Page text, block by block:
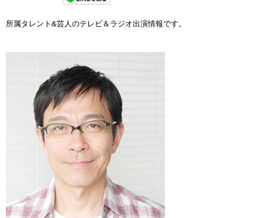
所属タレント&芸人のテレビ＆ラジオ出演情報です。